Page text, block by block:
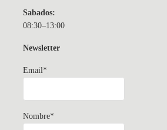
Sabados:
08:30–13:00
Newsletter
Email*
Nombre*